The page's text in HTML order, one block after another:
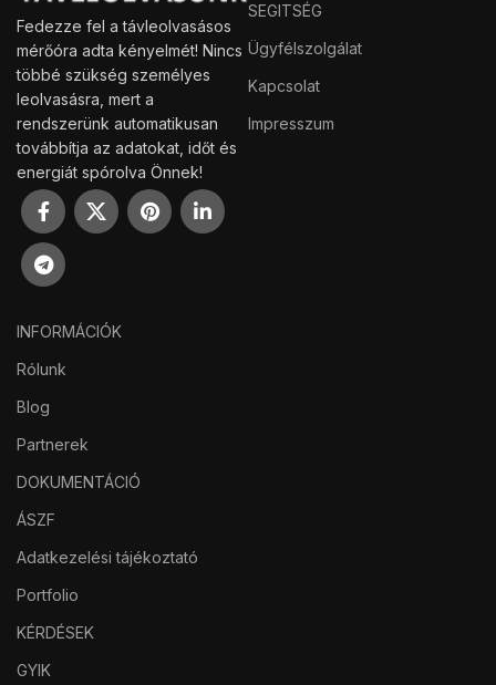
Fedezze fel a távleolvasásos
mérőóra adta kényelmét! Nincs
többé szükség személyes
leolvasásra, mert a
rendszerünk automatikusan
továbbítja az adatokat, időt és
energiát spórolva Önnek!
SEGITSÉG
Ügyfélszolgálat
Kapcsolat
Impresszum
INFORMÁCIÓK
Rólunk
Blog
Partnerek
DOKUMENTÁCIÓ
ÁSZF
Adatkezelési tájékoztató
Portfolio
KÉRDÉSEK
GYIK